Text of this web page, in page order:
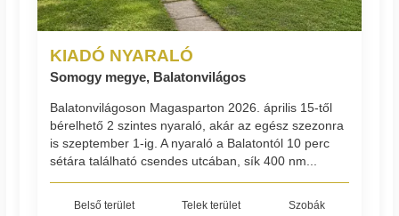
KIADÓ NYARALÓ
Somogy megye, Balatonvilágos
Balatonvilágoson Magasparton 2026. április 15-től
bérelhető 2 szintes nyaraló, akár az egész szezonra
is szeptember 1-ig. A nyaraló a Balatontól 10 perc
sétára található csendes utcában, sík 400 nm...
Belső terület Telek terület Szobák